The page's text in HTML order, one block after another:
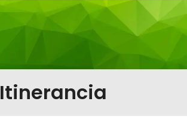
Itinerancia